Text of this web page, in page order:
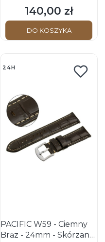
Skórzany pasek do
zegarka
Cena
140,00 zł
DO KOSZYKA
24H
PACIFIC W59 - Ciemny
Brąz - 24mm - Skórzany